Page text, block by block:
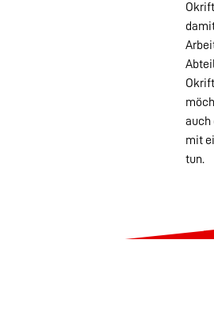
auch
mit
tun.